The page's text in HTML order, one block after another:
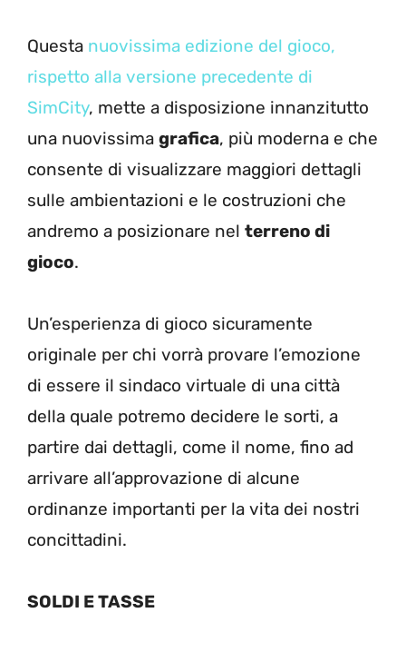
Questa nuovissima edizione del gioco,
rispetto alla versione precedente di
SimCity, mette a disposizione innanzitutto
una nuovissima grafica, più moderna e che
consente di visualizzare maggiori dettagli
sulle ambientazioni e le costruzioni che
andremo a posizionare nel terreno di
gioco.
Un’esperienza di gioco sicuramente
originale per chi vorrà provare l’emozione
di essere il sindaco virtuale di una città
della quale potremo decidere le sorti, a
partire dai dettagli, come il nome, fino ad
arrivare all’approvazione di alcune
ordinanze importanti per la vita dei nostri
concittadini.
SOLDI E TASSE